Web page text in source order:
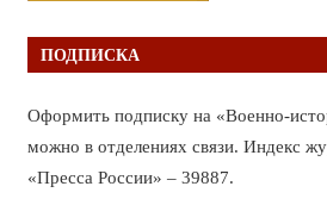
ПОДПИСКА
Оформить подписку на «Военно-
можно в отделениях связи. Индекс
«Пресса России» – 39887.